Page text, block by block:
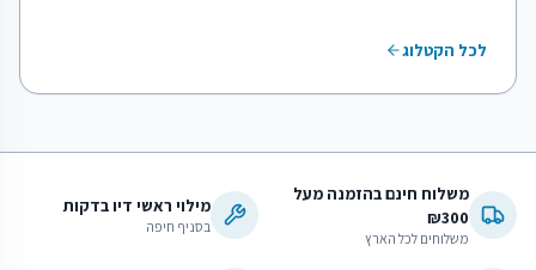
לכל הקטלוג
משלוח חינם בהזמנה מעל
₪300
משלוחים לכל הארץ
מילוי ראשי דיו בדקות
בסניף חיפה